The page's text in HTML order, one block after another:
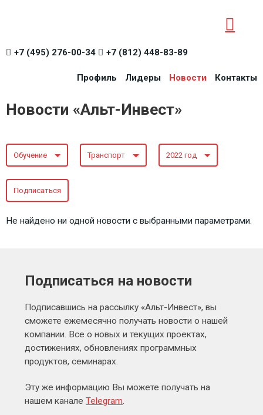
+7 (495) 276-00-34 +7 (812) 448-83-89
Профиль Лидеры Новости Контакты
Новости «Альт-Инвест»
Обучение Транспорт 2022 год
Подписаться
Не найдено ни одной новости с выбранными параметрами.
Подписаться на новости
Подписавшись на рассылку «Альт-Инвест», вы
сможете ежемесячно получать новости о нашей
компании. Все о новых и текущих проектах,
достижениях, обновлениях программных
продуктов, семинарах.
Эту же информацию Вы можете получать на
нашем канале Telegram.